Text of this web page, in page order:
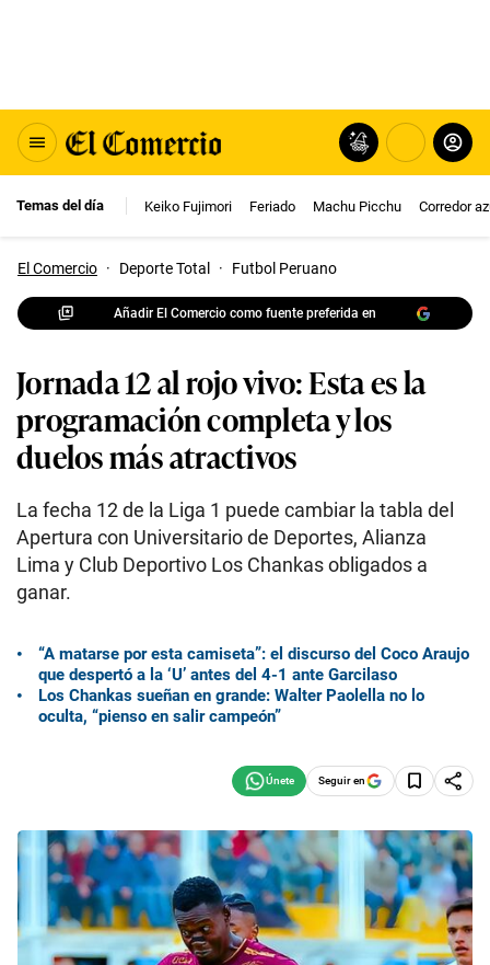
Temas del día Keiko Fujimori Feriado Machu Picchu Corredor
El Comercio · Deporte Total · Futbol Peruano
Añadir El Comercio como fuente preferida en
Jornada 12 al rojo vivo: Esta es la
programación completa y los
duelos más atractivos
La fecha 12 de la Liga 1 puede cambiar la tabla del
Apertura con Universitario de Deportes, Alianza
Lima y Club Deportivo Los Chankas obligados a
ganar.
“A matarse por esta camiseta”: el discurso del Coco Araujo
que despertó a la ‘U’ antes del 4-1 ante Garcilaso
Los Chankas sueñan en grande: Walter Paolella no lo
oculta, “pienso en salir campeón”
Seguir en